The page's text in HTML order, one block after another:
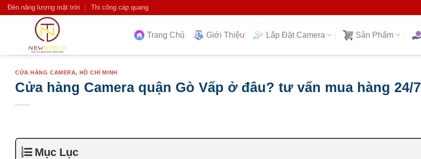
SkipĐèn năng lượng mặt trời Thi công cáp quang
Trang Chủ Giới Thiệu Lắp Đặt Camera Sản Phẩm
CỬA HÀNG CAMERA, HỒ CHÍ MINH
Cửa hàng Camera quận Gò Vấp ở đâu? tư vấn mua hàng 24/7
Mục Lục